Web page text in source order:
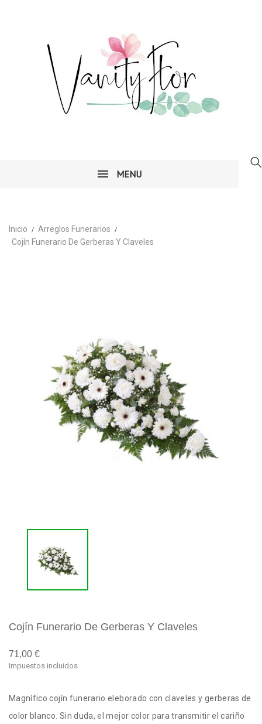
MENU
Inicio
Arreglos Funerarios
Cojín Funerario De Gerberas Y Claveles
Cojín Funerario De Gerberas Y Claveles
71,00 €
Impuestos incluidos
Magnífico cojín funerario eleborado con claveles y gerberas de
color blanco. Sin duda, el mejor color para transmitir el cariño